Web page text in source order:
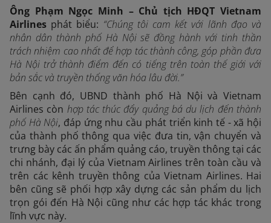
Ông Phạm Ngọc Minh – Chủ tịch HĐQT Vietnam
Airlines phát biểu: “Chúng tôi cam kết với lãnh đạo và
nhân dân thành phố Hà Nội sẽ đồng hành với tinh thần
trách nhiệm cao nhất để hợp tác thành công, góp phần đưa
Hà Nội trở thành điểm đến có tiếng trên toàn thế giới với
bản sắc và truyền thống văn hóa lâu đời.”
Bên cạnh đó, UBND thành phố Hà Nội và Vietnam
Airlines còn hợp tác thúc đẩy quảng bá du lịch đến thành
phố Hà Nội, đáp ứng nhu cầu phát triển kinh tế - xã hội
của thành phố thông qua việc đưa tin, vận chuyển và
trưng bày các ấn phẩm quảng cáo, truyền thông tại các
chi nhánh, đại lý của Vietnam Airlines trên toàn cầu và
trên các kênh truyền thông của Vietnam Airlines. Hai
bên cũng sẽ phối hợp xây dựng các sản phẩm du lịch
trọn gói đến Hà Nội cũng như các hợp tác khác trong
lĩnh vực này.